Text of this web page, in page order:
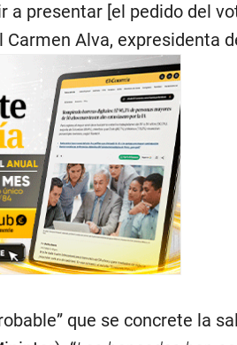
a presentar [el pedido del
Alva, expresidenta
que se concrete la